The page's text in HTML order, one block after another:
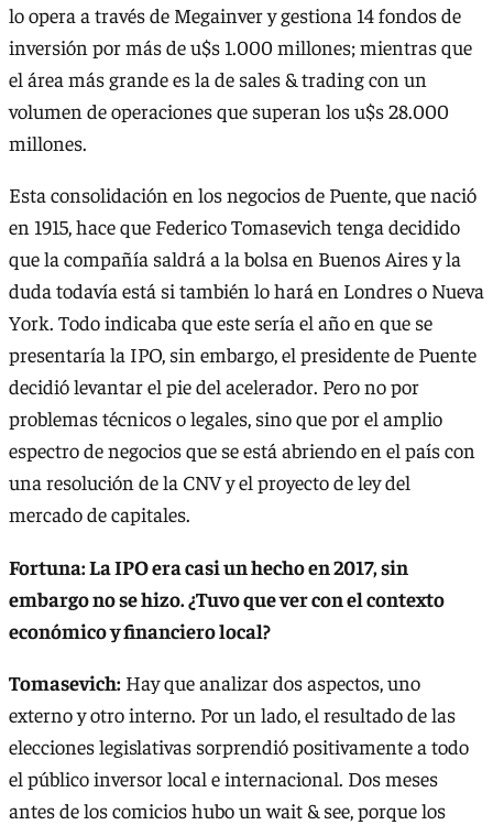
lo opera a través de Megainver y gestiona 14 fondos de
inversión por más de u$s 1.000 millones; mientras que
el área más grande es la de sales & trading con un
volumen de operaciones que superan los u$s 28.000
millones.
Esta consolidación en los negocios de Puente, que nació
en 1915, hace que Federico Tomasevich tenga decidido
que la compañía saldrá a la bolsa en Buenos Aires y la
duda todavía está si también lo hará en Londres o Nueva
York. Todo indicaba que este sería el año en que se
presentaría la IPO, sin embargo, el presidente de Puente
decidió levantar el pie del acelerador. Pero no por
problemas técnicos o legales, sino que por el amplio
espectro de negocios que se está abriendo en el país con
una resolución de la CNV y el proyecto de ley del
mercado de capitales.
Fortuna: La IPO era casi un hecho en 2017, sin
embargo no se hizo. ¿Tuvo que ver con el contexto
económico y financiero local?
Tomasevich: Hay que analizar dos aspectos, uno
externo y otro interno. Por un lado, el resultado de las
elecciones legislativas sorprendió positivamente a todo
el público inversor local e internacional. Dos meses
antes de los comicios hubo un wait & see, porque los